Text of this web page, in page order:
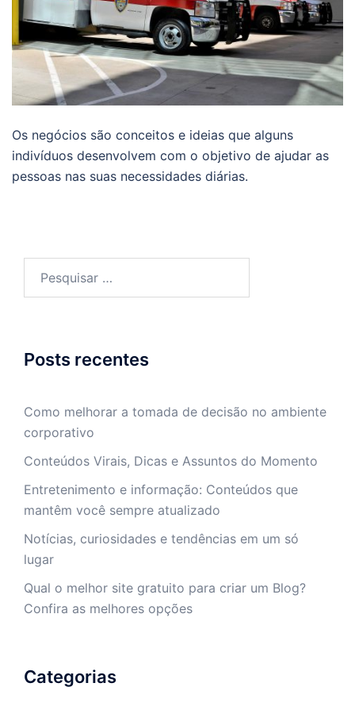
Os negócios são conceitos e ideias que alguns
indivíduos desenvolvem com o objetivo de ajudar as
pessoas nas suas necessidades diárias.
Posts recentes
Como melhorar a tomada de decisão no ambiente
corporativo
Conteúdos Virais, Dicas e Assuntos do Momento
Entretenimento e informação: Conteúdos que
mantêm você sempre atualizado
Notícias, curiosidades e tendências em um só
lugar
Qual o melhor site gratuito para criar um Blog?
Confira as melhores opções
Categorias